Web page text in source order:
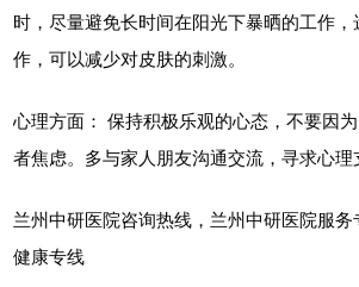
时，尽量避免长时间在阳光下暴晒的工作，
作，可以减少对皮肤的刺激。
心理方面： 保持积极乐观的心态，不要因
者焦虑。多与家人朋友沟通交流，寻求心理
兰州中研医院咨询热线，兰州中研医院服
健康专线